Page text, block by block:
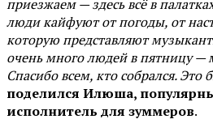
приезжаем — здесь всё в
люди кайфуют от погоды, от
которую представляют
очень много людей в пятницу
Спасибо всем, кто собрался. Это
поделился Илюша,
исполнитель для зуммеров.